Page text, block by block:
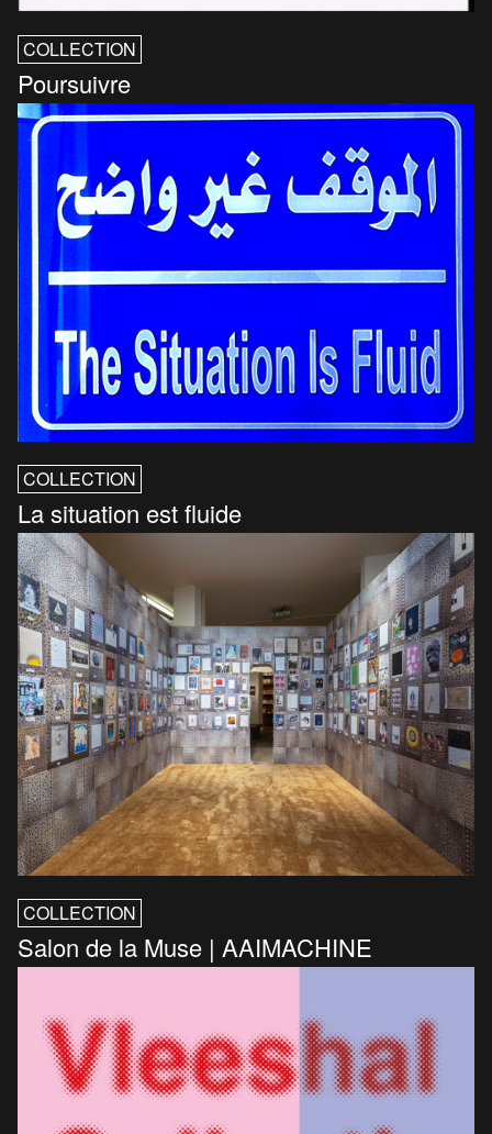
COLLECTION
Poursuivre
COLLECTION
La situation est fluide
COLLECTION
Salon de la Muse | AAIMACHINE